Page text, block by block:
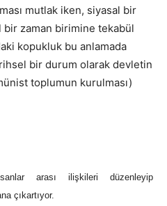
mutlak iken, siyasal bir
bir zaman birimine tekabül
kopukluk bu anlamada
bir durum olarak devletin
toplumun kurulması)
arası ilişkileri düzenleyip
çıkartıyor.